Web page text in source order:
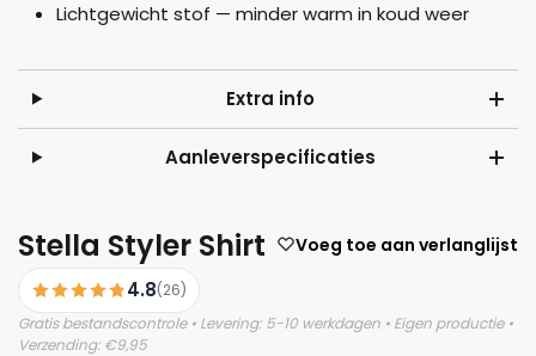
Lichtgewicht stof — minder warm in koud weer
Extra info
Aanleverspecificaties
Stella Styler Shirt Voeg toe aan verlanglijst
4.8(26)
Gratis bestandscontrole • Levering: 5-10 werkdagen • Eigen productie •
Verzending: €9,95